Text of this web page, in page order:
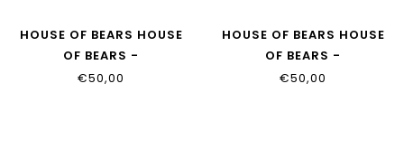
HOUSE OF BEARS HOUSE
OF BEARS -
KINDERPYJAMA DENIM
€50,00
HOUSE OF BEARS HOUSE
OF BEARS -
KINDERPYJAMA BEIGE
€50,00